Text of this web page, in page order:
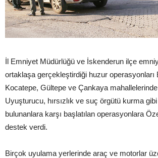
İl Emniyet Müdürlüğü ve İskenderun ilçe
ortaklaşa gerçekleştirdiği huzur operasyonları
Kocatepe, Gültepe ve Çankaya
Uyuşturucu, hırsızlık ve suç örgütü kurma
bulunanlara karşı başlatılan operasyonlara
destek verdi.
Birçok uyulama yerlerinde araç ve motorlar